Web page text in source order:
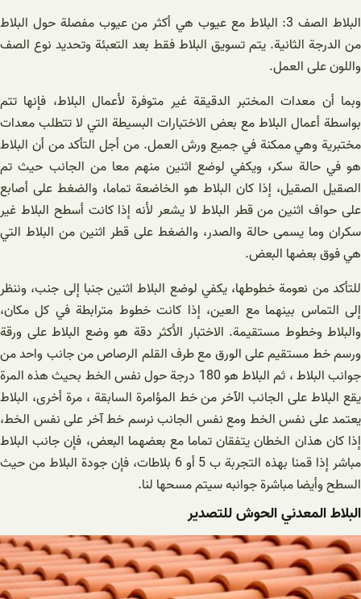
البلاط الصف 3: البلاط مع عيوب هي أكثر من عيوب مفصلة حول البلاط
من الدرجة الثانية. يتم تسويق البلاط فقط بعد التعبئة وتحديد نوع الصف
واللون على العمل.
وبما أن معدات المختبر الدقيقة غير متوفرة لأعمال البلاط، فإنها تتم
بواسطة أعمال البلاط مع بعض الاختبارات البسيطة التي لا تتطلب معدات
مختبرية وهي ممكنة في جميع ورش العمل. من أجل التأكد من أن البلاط
هو في حالة سكر، ويكفي لوضع اثنين منهم معا من الجانب حيث تم
الصقيل الصقيل، إذا كان البلاط هو الخاضعة تماما، والضغط على أصابع
على حواف اثنين من قطر البلاط لا يشعر لأنه إذا كانت أسطح البلاط غير
سكران وما يسمى حالة والصدر، والضغط على قطر اثنين من البلاط التي
هي فوق بعضها البعض.
للتأكد من نعومة خطوطها، يكفي لوضع البلاط اثنين جنبا إلى جنب، وننظر
إلى التماس بينهما مع العين، إذا كانت خطوط مترابطة في كل مكان،
والبلاط وخطوط مستقيمة. الاختبار الأكثر دقة هو وضع البلاط على ورقة
ورسم خط مستقيم على الورق مع طرف القلم الرصاص من جانب واحد من
جوانب البلاط ، ثم البلاط هو 180 درجة حول نفس الخط بحيث هذه المرة
يقع البلاط على الجانب الآخر من خط المؤامرة السابقة ، مرة أخرى، البلاط
يعتمد على نفس الخط ومع نفس الجانب نرسم خط آخر على نفس الخط،
إذا كان هذان الخطان يتفقان تماما مع بعضهما البعض، فإن جانب البلاط
مباشر إذا قمنا بهذه التجربة ب 5 أو 6 بلاطات، فإن جودة البلاط من حيث
السطح وأيضا مباشرة جوانبه سيتم مسحها لنا.
البلاط المعدني الحوش للتصدیر